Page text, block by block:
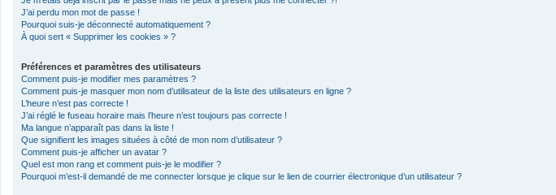
J’ai perdu mon mot de passe !
Pourquoi suis-je déconnecté automatiquement ?
À quoi sert « Supprimer les cookies » ?
Préférences et paramètres des utilisateurs
Comment puis-je modifier mes paramètres ?
Comment puis-je masquer mon nom d’utilisateur de la liste des utilisateurs en ligne ?
L’heure n’est pas correcte !
J’ai réglé le fuseau horaire mais l’heure n’est toujours pas correcte !
Ma langue n’apparaît pas dans la liste !
Que signifient les images situées à côté de mon nom d’utilisateur ?
Comment puis-je afficher un avatar ?
Quel est mon rang et comment puis-je le modifier ?
Pourquoi m’est-il demandé de me connecter lorsque je clique sur le lien de courrier électronique d’un utilisateur ?